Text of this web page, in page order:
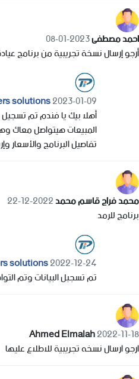
احمد مصطفى2023-01-08
أرجو إرسال نسخة تجريبية من برنامج
solutions2023-01-09
أهلا بيك يا فندم تم
المبيعات هيتواصل معاك
تفاصيل البرنامج والأسعار
محمد فراج قاسم محمد2022-12-22
برنامج للرمد
solutions2022-12-24
تم تسجبل البيانات وتم
Ahmed Elmalah2022-11-18
ارجو ارسال نسخه تجريبية للاطلاع عليها